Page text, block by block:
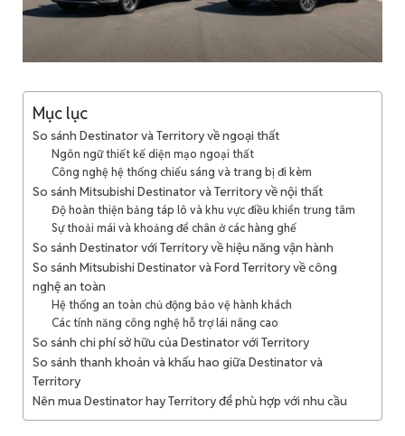
Mục lục
So sánh Destinator và Territory về ngoại thất
Ngôn ngữ thiết kế diện mạo ngoại thất
Công nghệ hệ thống chiếu sáng và trang bị đi kèm
So sánh Mitsubishi Destinator và Territory về nội thất
Độ hoàn thiện bảng táp lô và khu vực điều khiển trung tâm
Sự thoải mái và khoảng để chân ở các hàng ghế
So sánh Destinator với Territory về hiệu năng vận hành
So sánh Mitsubishi Destinator và Ford Territory về công
nghệ an toàn
Hệ thống an toàn chủ động bảo vệ hành khách
Các tính năng công nghệ hỗ trợ lái nâng cao
So sánh chi phí sở hữu của Destinator với Territory
So sánh thanh khoản và khấu hao giữa Destinator và
Territory
Nên mua Destinator hay Territory để phù hợp với nhu cầu